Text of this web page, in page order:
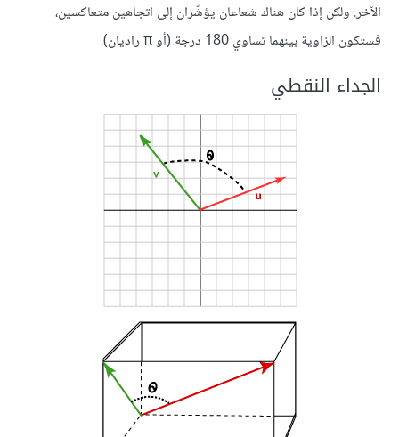
الآخر. ولكن إذا كان هناك شعاعان يؤشّران إلى اتجاهين متعاكسين،
فستكون الزاوية بينهما تساوي 180 درجة (أو π راديان).
الجداء النقطي